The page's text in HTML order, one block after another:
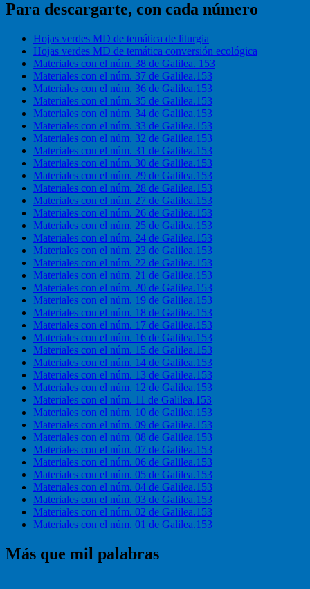
Para descargarte, con cada número
Hojas verdes MD de temática de liturgia
Hojas verdes MD de temática conversión ecológica
Materiales con el núm. 38 de Galilea. 153
Materiales con el núm. 37 de Galilea.153
Materiales con el núm. 36 de Galilea.153
Materiales con el núm. 35 de Galilea.153
Materiales con el núm. 34 de Galilea.153
Materiales con el núm. 33 de Galilea.153
Materiales con el núm. 32 de Galilea.153
Materiales con el núm. 31 de Galilea.153
Materiales con el núm. 30 de Galilea.153
Materiales con el núm. 29 de Galilea.153
Materiales con el núm. 28 de Galilea.153
Materiales con el núm. 27 de Galilea.153
Materiales con el núm. 26 de Galilea.153
Materiales con el núm. 25 de Galilea.153
Materiales con el núm. 24 de Galilea.153
Materiales con el núm. 23 de Galilea.153
Materiales con el núm. 22 de Galilea.153
Materiales con el núm. 21 de Galilea.153
Materiales con el núm. 20 de Galilea.153
Materiales con el núm. 19 de Galilea.153
Materiales con el núm. 18 de Galilea.153
Materiales con el núm. 17 de Galilea.153
Materiales con el núm. 16 de Galilea.153
Materiales con el núm. 15 de Galilea.153
Materiales con el núm. 14 de Galilea.153
Materiales con el núm. 13 de Galilea.153
Materiales con el núm. 12 de Galilea.153
Materiales con el núm. 11 de Galilea.153
Materiales con el núm. 10 de Galilea.153
Materiales con el núm. 09 de Galilea.153
Materiales con el núm. 08 de Galilea.153
Materiales con el núm. 07 de Galilea.153
Materiales con el núm. 06 de Galilea.153
Materiales con el núm. 05 de Galilea.153
Materiales con el núm. 04 de Galilea.153
Materiales con el núm. 03 de Galilea.153
Materiales con el núm. 02 de Galilea.153
Materiales con el núm. 01 de Galilea.153
Más que mil palabras